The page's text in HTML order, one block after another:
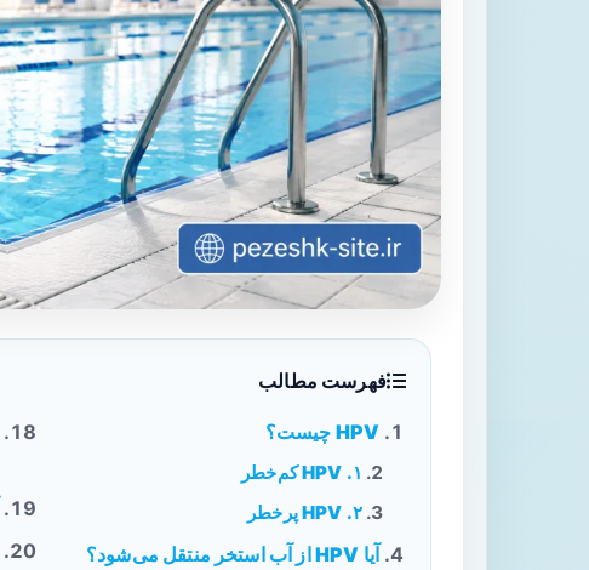
فهرست مطالب
HPV چیست؟
۱. HPV کم‌خطر
۲. HPV پرخطر
آیا HPV از آب استخر منتقل می‌شود؟